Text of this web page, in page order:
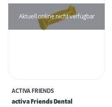
Aktuell online nicht verfügbar
ACTIVA FRIENDS
activa Friends Dental